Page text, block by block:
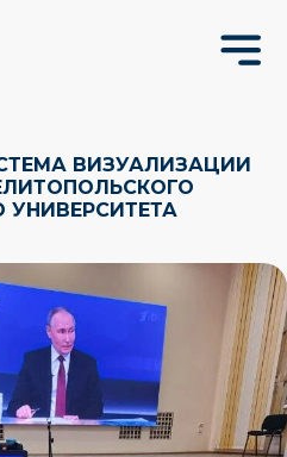
ВИЗУАЛИЗАЦИИ
УНИВЕРСИТЕТА